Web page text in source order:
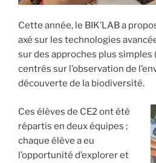
Cette année, le BIK’LAB a
axé sur les technologies
sur des approches plus simples (
centrés sur l’observation de
découverte de la biodiversité.
Ces élèves de CE2 ont été
répartis en deux équipes ;
chaque élève a eu
l’opportunité d’explorer et